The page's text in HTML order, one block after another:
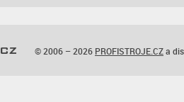
© 2006 – 2026 PROFISTROJE.CZa